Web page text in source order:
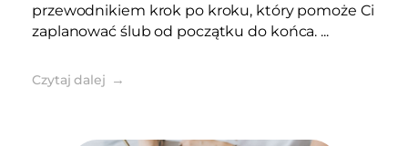
przewodnikiem krok po kroku, który pomoże Ci
zaplanować ślub od początku do końca. ...
Czytaj dalej